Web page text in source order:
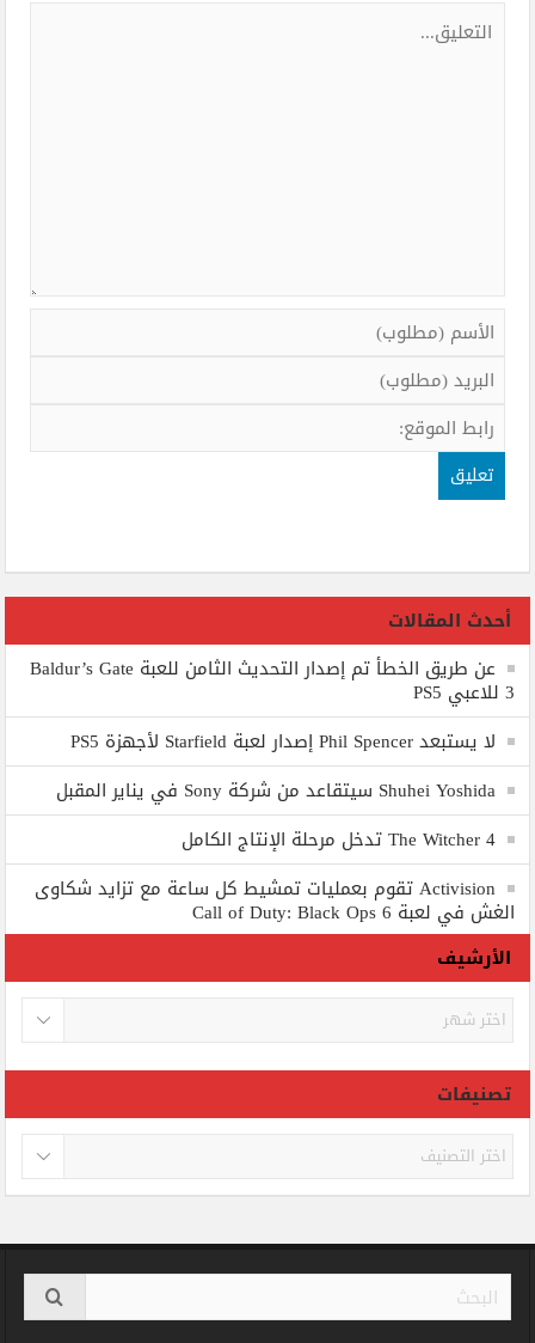
أحدث المقالات
عن طريق الخطأ تم إصدار التحديث الثامن للعبة Baldur’s Gate
3 للاعبي PS5
لا يستبعد Phil Spencer إصدار لعبة Starfield لأجهزة PS5
Shuhei Yoshida سيتقاعد من شركة Sony في يناير المقبل
The Witcher 4 تدخل مرحلة الإنتاج الكامل
Activision تقوم بعمليات تمشيط كل ساعة مع تزايد شكاوى
الغش في لعبة Call of Duty: Black Ops 6
الأرشيف
الأرشيف
تصنيفات
تصنيفات